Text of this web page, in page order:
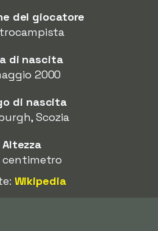
del giocatore
di nascita
2000
di nascita
Scozia
Altezza
centimetro
Wikipedia